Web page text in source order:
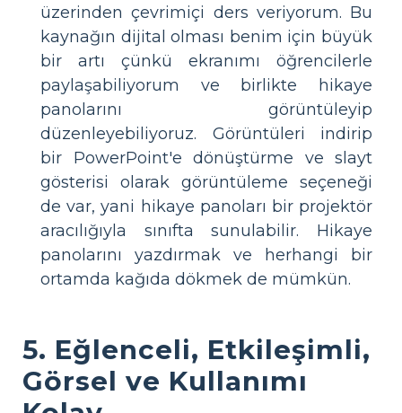
üzerinden çevrimiçi ders veriyorum. Bu
kaynağın dijital olması benim için büyük
bir artı çünkü ekranımı öğrencilerle
paylaşabiliyorum ve birlikte hikaye
panolarını görüntüleyip
düzenleyebiliyoruz. Görüntüleri indirip
bir PowerPoint'e dönüştürme ve slayt
gösterisi olarak görüntüleme seçeneği
de var, yani hikaye panoları bir projektör
aracılığıyla sınıfta sunulabilir. Hikaye
panolarını yazdırmak ve herhangi bir
ortamda kağıda dökmek de mümkün.
5. Eğlenceli, Etkileşimli,
Görsel ve Kullanımı